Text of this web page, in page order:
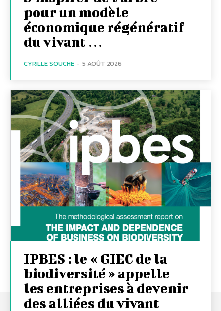
pour un modèle
économique régénératif
du vivant …
CYRILLE SOUCHE - 5 AOÛT 2026
IPBES : le « GIEC de la
biodiversité » appelle
les entreprises à devenir
des alliées du vivant